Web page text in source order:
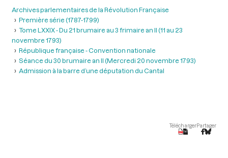
Archives parlementaires de la Révolution Française
Première série (1787-1799)
Tome LXXIX - Du 21 brumaire au 3 frimaire an II (11 au 23
novembre 1793)
République française - Convention nationale
Séance du 30 brumaire an II (Mercredi 20 novembre 1793)
Admission à la barre d’une députation du Cantal
TéléchargerPartager